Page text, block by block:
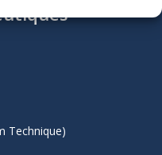
Technique)